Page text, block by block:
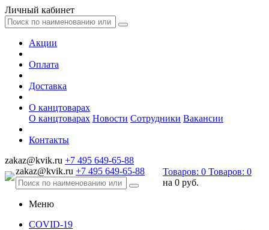
Личный кабинет
Акции
Оплата
Доставка
О канцтоварах
О канцтоварах Новости Сотрудники Вакансии
Контакты
zakaz@kvik.ru +7 495 649-65-88
zakaz@kvik.ru +7 495 649-65-88 Товаров: 0 Товаров: 0
на 0 руб.
Меню
COVID-19